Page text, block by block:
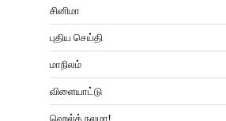
சினிமா
புதிய செய்தி
மாநிலம்
விளையாட்டு
ஹெல்த் நலமா!